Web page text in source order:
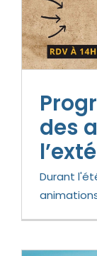
des
Durant